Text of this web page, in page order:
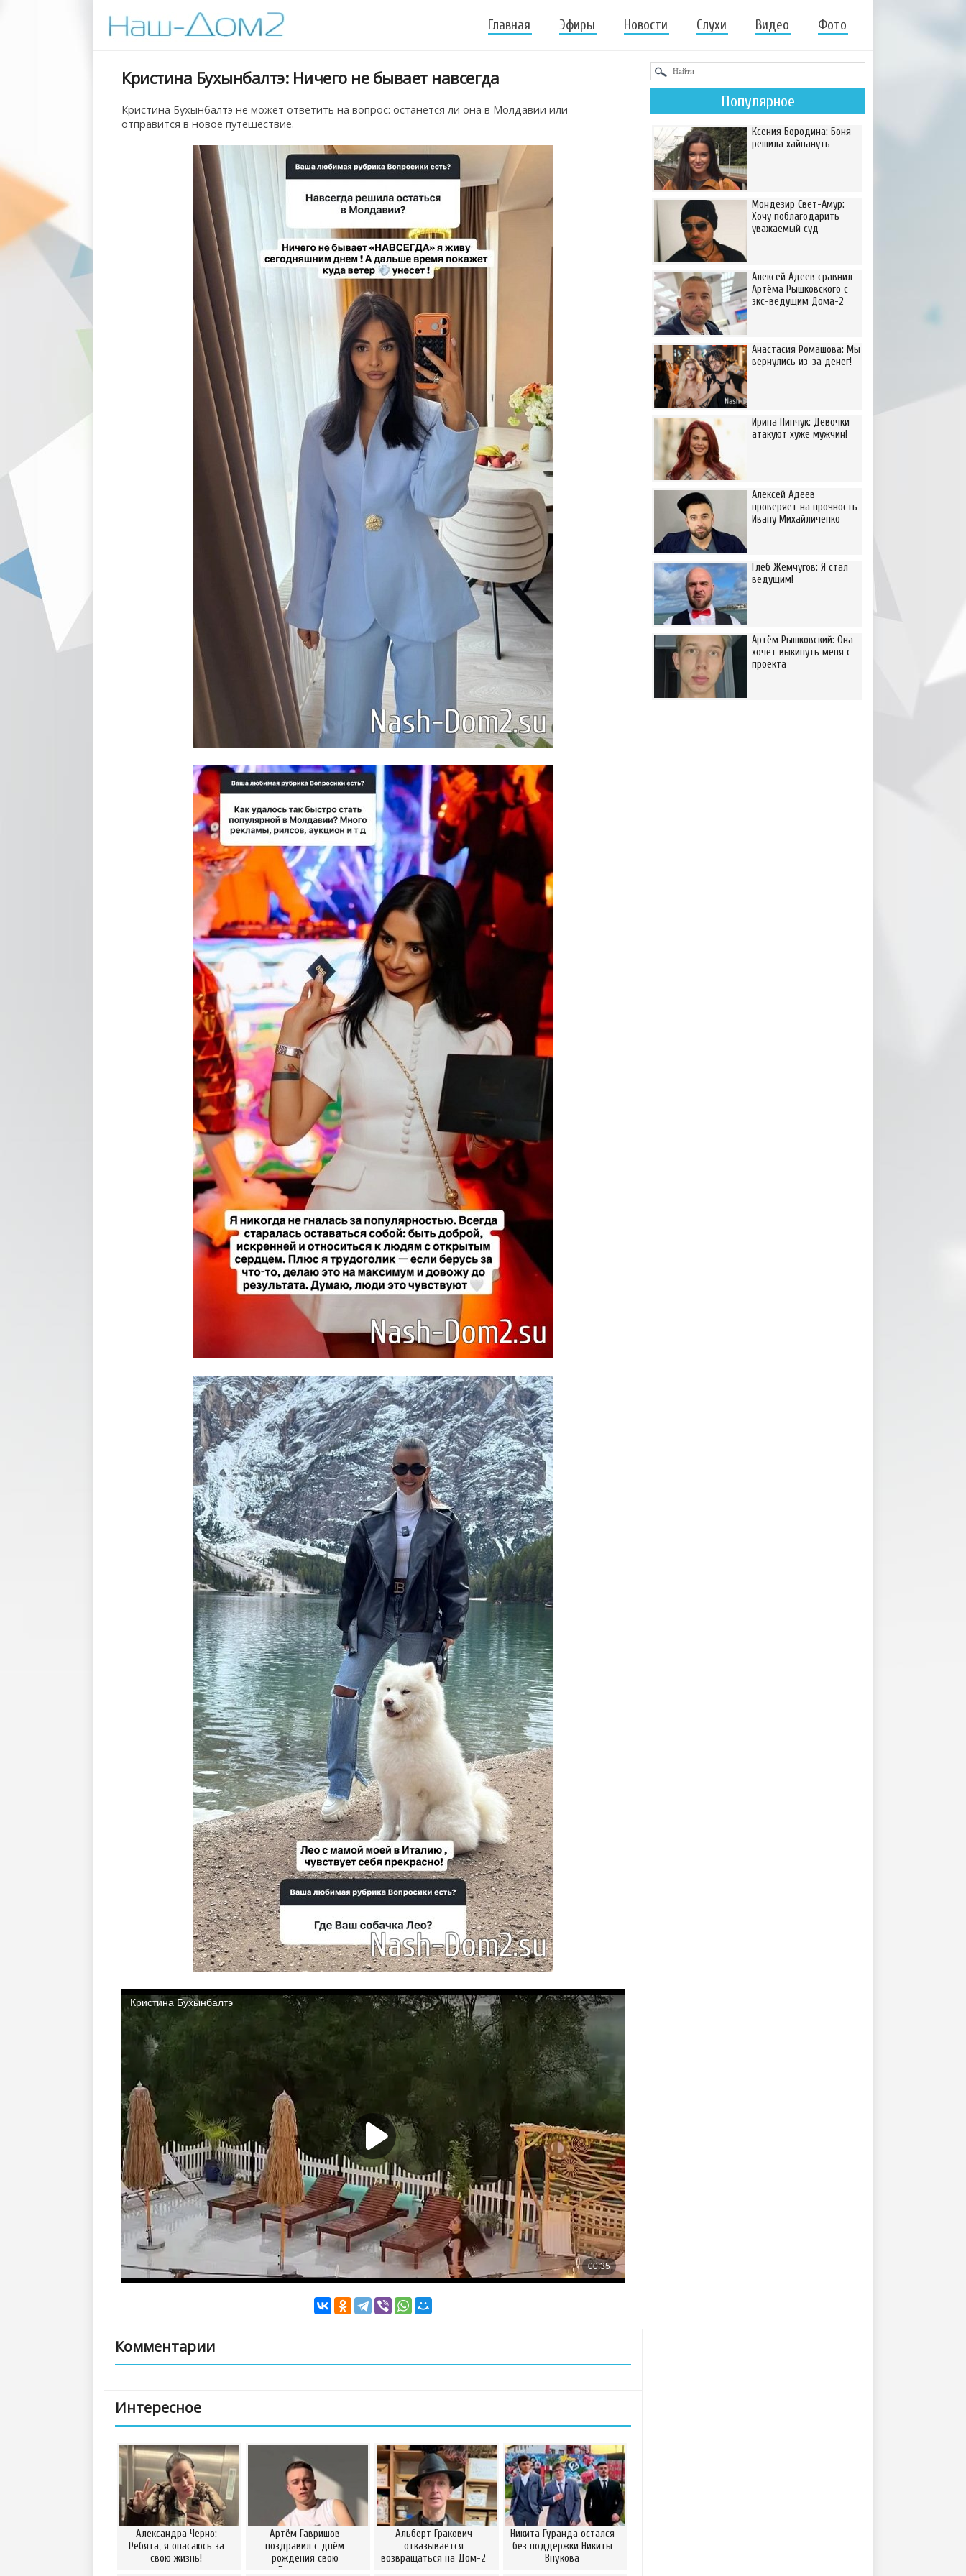
Главная Эфиры Новости Слухи Видео Фото
Кристина Бухынбалтэ: Ничего не бывает навсегда
Кристина Бухынбалтэ не может ответить на вопрос: останется ли она в Молдавии или
отправится в новое путешествие.
Комментарии
Интересное
Александра Черно:
Ребята, я опасаюсь за
свою жизнь!
Артём Гавришов
поздравил с днём
рождения свою
Примадонну
Альберт Гракович
отказывается
возвращаться на Дом-2
Никита Гуранда остался
без поддержки Никиты
Внукова
Популярное
Ксения Бородина: Боня
решила хайпануть
Мондезир Свет-Амур:
Хочу поблагодарить
уважаемый суд
Алексей Адеев сравнил
Артёма Рышковского с
экс-ведущим Дома-2
Анастасия Ромашова: Мы
вернулись из-за денег!
Ирина Пинчук: Девочки
атакуют хуже мужчин!
Алексей Адеев
проверяет на прочность
Ивану Михайличенко
Глеб Жемчугов: Я стал
ведущим!
Артём Рышковский: Она
хочет выкинуть меня с
проекта